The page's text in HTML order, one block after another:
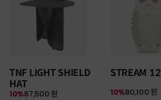
TNF LIGHT SHIELD
HAT
67,500 원
10%
STREAM 12
80,100 원
10%